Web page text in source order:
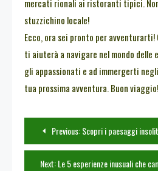
mercati rionali ai ristoranti tipici.
stuzzichino locale!
Ecco, ora sei pronto per
ti aiuterà a navigare nel mondo delle
gli appassionati e ad immergerti negli
tua prossima avventura. Buon viaggio!
Navigazione
articoli
Previous:Scopri i paesaggi
Next:Le 5 esperienze inusuali che